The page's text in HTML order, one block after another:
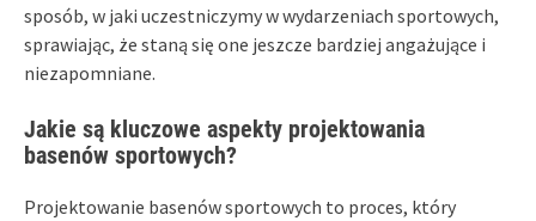
sposób, w jaki uczestniczymy w wydarzeniach sportowych,
sprawiając, że staną się one jeszcze bardziej angażujące i
niezapomniane.
Jakie są kluczowe aspekty projektowania
basenów sportowych?
Projektowanie basenów sportowych to proces, który